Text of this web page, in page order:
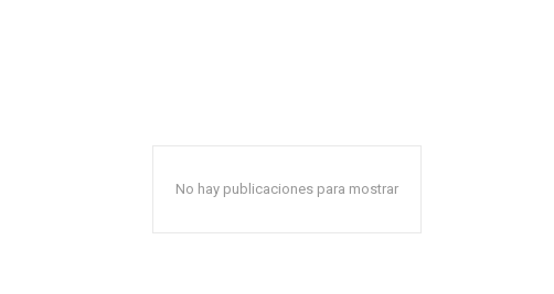
No hay publicaciones para mostrar